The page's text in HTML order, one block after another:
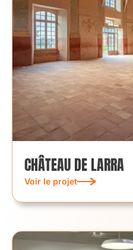
CHÂTEAU DE LARRA
Voir le projet